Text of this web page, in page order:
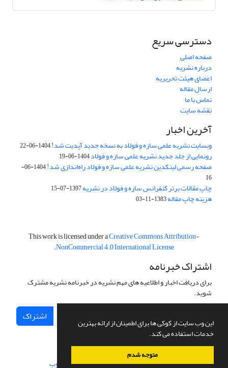
این وب سایت از کوکی ها برای اطمینان از ارائه بهترین
خدمات استفاده می کند.
متوجه شدم
دسترسی سریع
صفحه اصلی
درباره نشریه
اعضای هیئت تحریریه
ارسال مقاله
تماس با ما
نقشه سایت
آخرین اخبار
وبسایت نشریه علمی سازه و فولاد به نسخه جدید آپدیت شد!1404-06-22
رونمایی از جلد جدید نشریه علمی سازه و فولاد1404-06-19
صفحه رسمی لینکدین نشریه علمی سازه و فولاد راه‌اندازی شد!
1404-06-
16
چاپ مقالات برتر کنفرانس سازه و فولاد در نشریه1397-07-15
هزینه چاپ مقاله1383-11-03
This work is licensed under aCreative Commons Attribution-
NonCommercial 4.0 International License
.
اشتراک خبرنامه
برای دریافت اخبار و اطلاعیه های مهم نشریه در خبرنامه نشریه مشترک
شوید.
اشتراک
سامانه مدیریت نشریات علمی.طراحی و پیاده سازی از سیناوب